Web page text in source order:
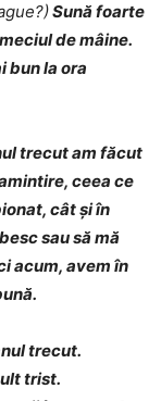
Sună foarte
de mâine.
bun la ora
trecut am făcut
ceea ce
cât și în
sau să mă
acum, avem în
trecut.
trist.